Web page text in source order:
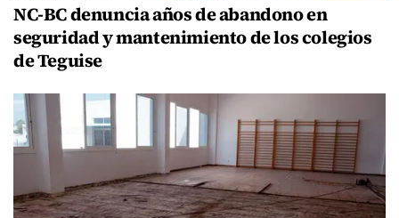
NC-BC denuncia años de abandono en
seguridad y mantenimiento de los colegios
de Teguise